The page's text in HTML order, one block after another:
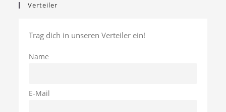
Verteiler
Trag dich in unseren Verteiler ein!
Name
E-Mail